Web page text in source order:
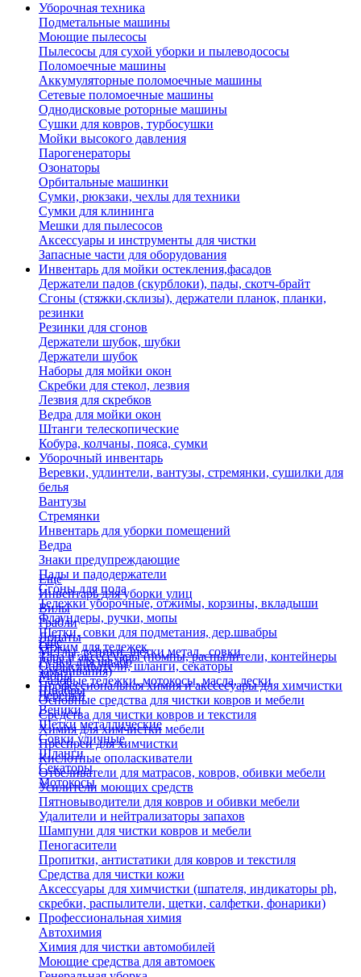
Уборочная техника
Подметальные машины
Моющие пылесосы
Пылесосы для сухой уборки и пылеводососы
Поломоечные машины
Аккумуляторные поломоечные машины
Сетевые поломоечные машины
Однодисковые роторные машины
Сушки для ковров, турбосушки
Мойки высокого давления
Парогенераторы
Озонаторы
Орбитальные машинки
Сумки, рюкзаки, чехлы для техники
Сумки для клининга
Мешки для пылесосов
Аксессуары и инструменты для чистки
Запасные части для оборудования
Инвентарь для мойки остекления,фасадов
Держатели падов (скурблоки), пады, скотч-брайт
Сгоны (стяжки,склизы), держатели планок, планки,
резинки
Резинки для сгонов
Держатели шубок, шубки
Держатели шубок
Наборы для мойки окон
Скребки для стекол, лезвия
Лезвия для скребков
Ведра для мойки окон
Штанги телескопические
Кобура, колчаны, пояса, сумки
Уборочный инвентарь
Веревки, удлинтели, вантузы, стремянки, сушилки для
белья
Вантузы
Стремянки
Инвентарь для уборки помещений
Ведра
Знаки предупреждающие
Пады и падодержатели
Сгоны для пола
Тележки уборочные, отжимы, корзины, вкладыши
Флаундеры, ручки, мопы
Щетки, совки для подметания, дер.швабры
Отжим для тележек
Ручки для швабр
Мопы
Швабры
Еще
Инвентарь для уборки улиц
Вилы
Грабли
Лопаты
Метлы, веники, щетки метал., совки
Опрыскиватели, шланги, секаторы
Садовые тележки, мотокосы, масла, лески
Черенки
Веники
Щетки металлические
Совки уличные
Шланги
Секаторы
Мотокосы
Еще
Тара и аксессуары (помпы, распылители, контейнеры
замачивания)
Профессиональная химия и акссесуары для химчистки
Основные средства для чистки ковров и мебели
Средства для чистки ковров и текстиля
Химия для химчистки мебели
Преспреи для химчистки
Кислотные ополаскиватели
Отбеливатели для матрасов, ковров, обивки мебели
Усилители моющих средств
Пятновыводители для ковров и обивки мебели
Удалители и нейтрализаторы запахов
Шампуни для чистки ковров и мебели
Пеногасители
Пропитки, антистатики для ковров и текстиля
Средства для чистки кожи
Аксессуары для химчистки (шпателя, индикаторы ph,
скребки, распылители, щетки, салфетки, фонарики)
Профессиональная химия
Автохимия
Химия для чистки автомобилей
Моющие средства для автомоек